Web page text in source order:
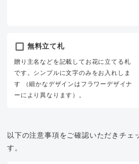
無料立て札
贈り主名などを記載してお花に立てる札
です。シンプルに文字のみをお入れしま
す （細かなデザインはフラワーデザイナ
ーにより異なります）。
以下の注意事項をご確認いただきチェ
す。